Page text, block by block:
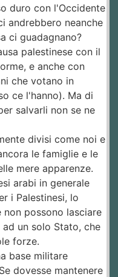
duro con l'Occidente
andrebbero neanche
ci guadagnano?
palestinese con il
e anche con
che votano in
ce l'hanno). Ma di
salvarli non se ne
divisi come noi e
le famiglie e le
mere apparenze.
arabi in generale
i Palestinesi, lo
possono lasciare
un solo Stato, che
forze.
base militare
dovesse mantenere